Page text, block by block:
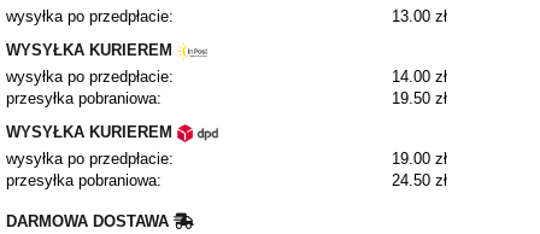
wysyłka po przedpłacie:
13.00 zł
WYSYŁKA KURIEREM
wysyłka po przedpłacie:
14.00 zł
przesyłka pobraniowa:
19.50 zł
WYSYŁKA KURIEREM
wysyłka po przedpłacie:
19.00 zł
przesyłka pobraniowa:
24.50 zł
DARMOWA DOSTAWA